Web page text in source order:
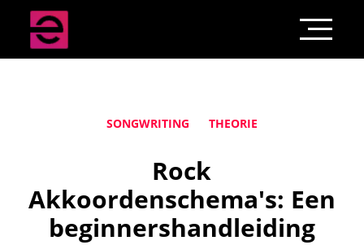
SONGWRITING THEORIE
Rock
Akkoordenschema's: Een
beginnershandleiding